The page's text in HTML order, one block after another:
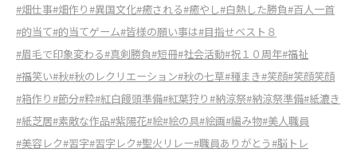
#畑仕事#畑作り#異国文化#癒される#癒やし#白熱した勝負#百人一首
#的当て#的当てゲーム#皆様の願い事は#目指せベスト８
#眉毛で印象変わる#真剣勝負#短冊#社会活動#祝１０周年#福祉
#福笑い#秋#秋のレクリエーション#秋の七草#種まき#笑顔#笑顔笑顔
#箱作り#節分#粋#紅白饅頭準備#紅葉狩り#納涼祭#納涼祭準備#紙漉き
#紙芝居#素敵な作品#紫陽花#絵#絵の具#絵画#編み物#美人職員
#美容レク#習字#習字レク#聖火リレー#職員ありがとう#脳トレ